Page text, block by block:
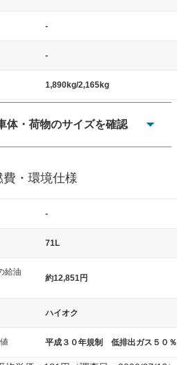
-
-
1,890kg/2,165kg
体・荷物のサイズを確認
5,000mmというサイズが標準値
費・環境仕様
-
71L
給油
約12,851円
ハイオク
平成３０年規制 低排出ガス５０％